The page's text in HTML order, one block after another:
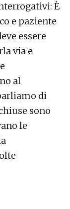
È
e paziente
essere
via e
al
di
sono
le